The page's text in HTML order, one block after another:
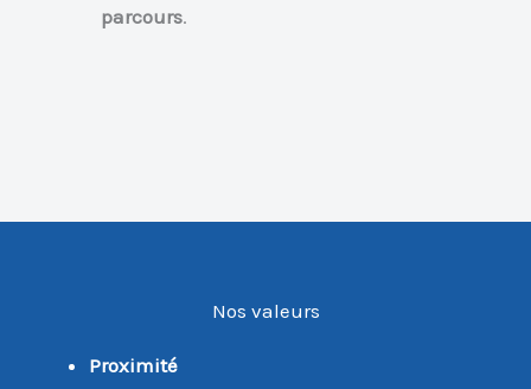
parcours.
Nos valeurs
Proximité